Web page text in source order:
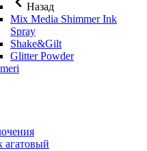
Назад
Mix Media Shimmer Ink
Spray
Shake&Gilt
Glitter Powder
агатовый